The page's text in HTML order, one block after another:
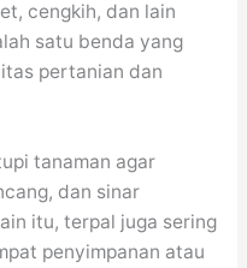
cengkih, dan lain
satu benda yang
pertanian dan
tanaman agar
dan sinar
itu, terpal juga sering
penyimpanan atau